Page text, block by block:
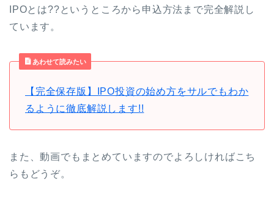
IPOとは??というところから申込方法まで完全解説し
ています。
あわせて読みたい
【完全保存版】IPO投資の始め方をサルでもわか
るように徹底解説します!!
また、動画でもまとめていますのでよろしければこち
らもどうぞ。